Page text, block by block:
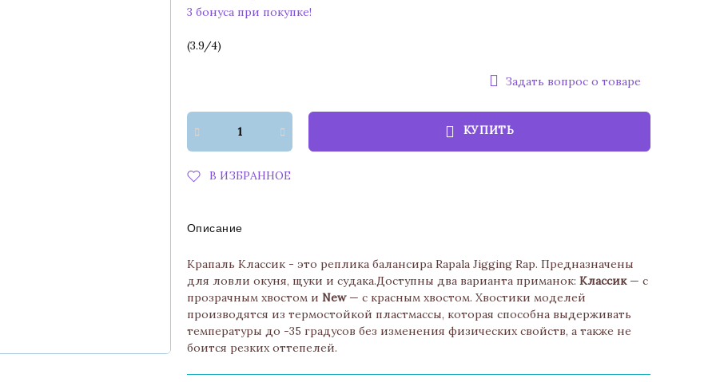
3 бонуса при покупке!
(3.9/4)
Задать вопрос о товаре
КУПИТЬ
В ИЗБРАННОЕ
Описание
Крапаль Классик - это реплика балансира Rapala Jigging Rap. Предназначены
для ловли окуня, щуки и судака.Доступны два варианта приманок: Классик— с
прозрачным хвостом и New— с красным хвостом. Хвостики моделей
производятся из термостойкой пластмассы, которая способна выдерживать
температуры до -35 градусов без изменения физических свойств, а также не
боится резких оттепелей.